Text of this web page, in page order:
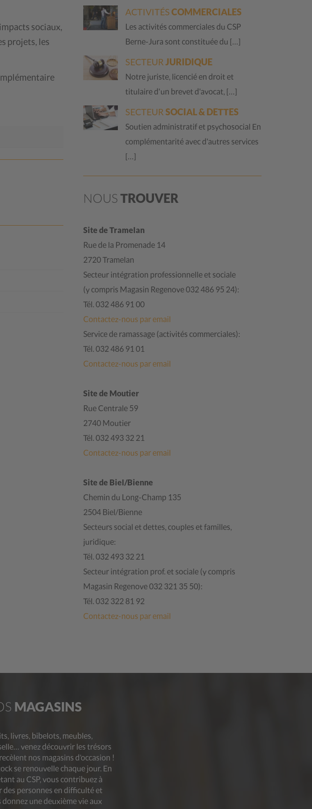
sociaux,
projets, les
ACTIVITÉSCOMMERCIALES
Les activités commerciales du CSP
Berne-Jura sont constituée du […]
SECTEURJURIDIQUE
Notre juriste, licencié en droit et
titulaire d'un brevet d'avocat, […]
SECTEURSOCIAL & DETTES
Soutien administratif et psychosocial En
complémentarité avec d'autres services
[…]
NOUS TROUVER
Site de Tramelan
Rue de la Promenade 14
2720 Tramelan
Secteur intégration professionnelle et sociale
(y compris Magasin Regenove 032 486 95 24):
Tél. 032 486 91 00
Contactez-nous par email
Service de ramassage (activités commerciales):
Tél. 032 486 91 01
Contactez-nous par email
Site de Moutier
Rue Centrale 59
2740 Moutier
Tél. 032 493 32 21
Contactez-nous par email
Site de Biel/Bienne
Chemin du Long-Champ 135
2504 Biel/Bienne
Secteurs social et dettes, couples et familles,
juridique:
Tél. 032 493 32 21
Secteur intégration prof. et sociale (y compris
Magasin Regenove 032 321 35 50):
Tél. 032 322 81 92
Contactez-nous par email
MAGASINS
livres, bibelots, meubles,
venez découvrir les trésors
nos magasins d’occasion !
se renouvelle chaque jour. En
au CSP, vous contribuez à
des personnes en difficulté et
donnez une deuxième vie aux